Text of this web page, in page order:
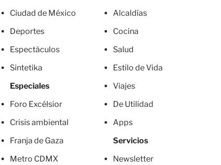
Ciudad de México
Deportes
Espectáculos
Sintetika
Especiales
Foro Excélsior
Crisis ambiental
Franja de Gaza
Metro CDMX
Alcaldías
Cocina
Salud
Estilo de Vida
Viajes
De Utilidad
Apps
Servicios
Newsletter